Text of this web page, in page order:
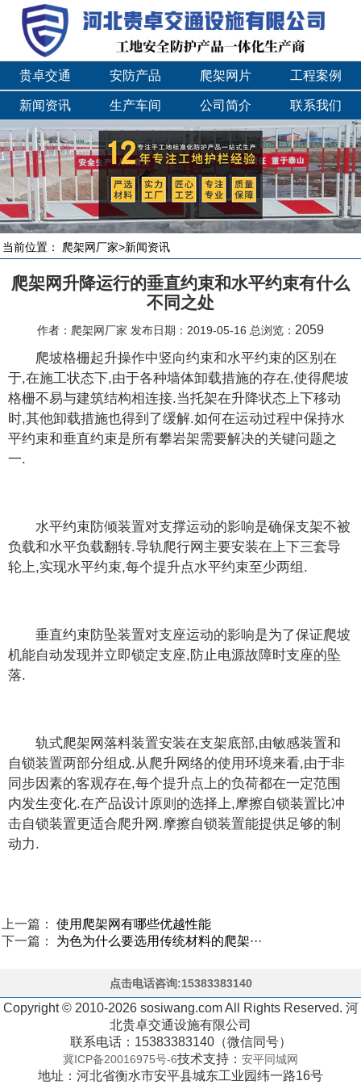
贵卓交通 安防产品 爬架网片 工程案例
新闻资讯 生产车间 公司简介 联系我们
当前位置： 爬架网厂家>新闻资讯
爬架网升降运行的垂直约束和水平约束有什么
不同之处
作者：爬架网厂家 发布日期：2019-05-16 总浏览： 2059
爬坡格栅起升操作中竖向约束和水平约束的区别在
于,在施工状态下,由于各种墙体卸载措施的存在,使得爬坡
格栅不易与建筑结构相连接.当托架在升降状态上下移动
时,其他卸载措施也得到了缓解.如何在运动过程中保持水
平约束和垂直约束是所有攀岩架需要解决的关键问题之
一.
水平约束防倾装置对支撑运动的影响是确保支架不被
负载和水平负载翻转.导轨爬行网主要安装在上下三套导
轮上,实现水平约束,每个提升点水平约束至少两组.
垂直约束防坠装置对支座运动的影响是为了保证爬坡
机能自动发现并立即锁定支座,防止电源故障时支座的坠
落.
轨式爬架网落料装置安装在支架底部,由敏感装置和
自锁装置两部分组成.从爬升网络的使用环境来看,由于非
同步因素的客观存在,每个提升点上的负荷都在一定范围
内发生变化.在产品设计原则的选择上,摩擦自锁装置比冲
击自锁装置更适合爬升网.摩擦自锁装置能提供足够的制
动力.
上一篇：使用爬架网有哪些优越性能
下一篇： 为色为什么要选用传统材料的爬架···
点击电话咨询:15383383140
Copyright © 2010-2026 sosiwang.com All Rights Reserved. 河
北贵卓交通设施有限公司
联系电话：15383383140（微信同号）
冀ICP备20016975号-6技术支持： 安平同城网
地址：河北省衡水市安平县城东工业园纬一路16号